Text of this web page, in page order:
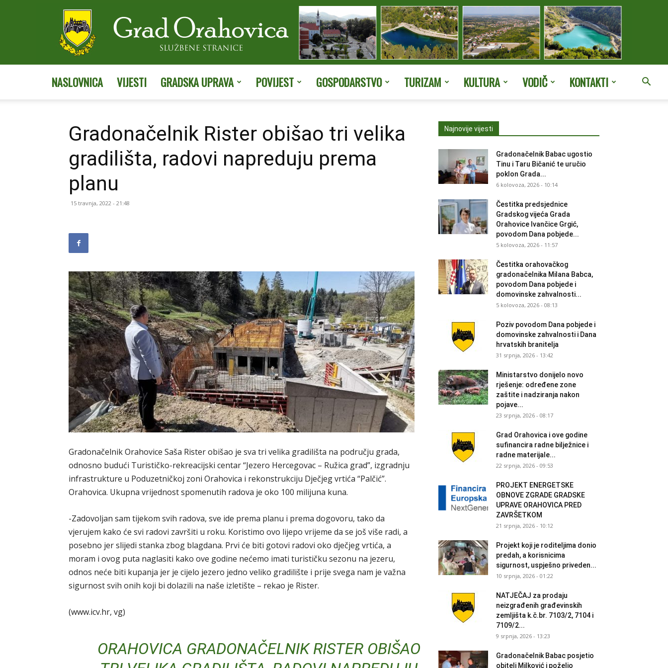
stranice
Orahovice
NASLOVNICA VIJESTI GRADSKA UPRAVA POVIJEST GOSPODARSTVO TURIZAM KULTURA VODIČ KONTAKTI
Gradonačelnik Rister obišao tri velika
gradilišta, radovi napreduju prema
planu
15 travnja, 2022 - 21:48
Gradonačelnik Orahovice Saša Rister obišao je sva tri velika gradilišta na području grada,
odnosno budući Turističko-rekreacijski centar “Jezero Hercegovac – Ružica grad”, izgradnju
infrastrukture u Poduzetničkoj zoni Orahovica i rekonstrukciju Dječjeg vrtića “Palčić”.
Orahovica. Ukupna vrijednost spomenutih radova je oko 100 milijuna kuna.
-Zadovoljan sam tijekom svih radova, sve ide prema planu i prema dogovoru, tako da
vjerujem kako će svi radovi završiti u roku. Koristimo ovo lijepo vrijeme da se još više radi, a
posebno jer slijedi stanka zbog blagdana. Prvi će biti gotovi radovi oko dječjeg vrtića, a
moram i ovog puta naglasiti kako ove godine nećemo imati turističku sezonu na jezeru,
odnos neće biti kupanja jer je cijelo jezero jedno veliko gradilište i prije svega nam je važna
sigurnost svih onih koji bi dolazili na naše izletište – rekao je Rister.
(www.icv.hr, vg)
ORAHOVICA GRADONAČELNIK RISTER OBIŠAO
Najnovije vijesti
Gradonačelnik Babac ugostio
Tinu i Taru Bičanić te uručio
poklon Grada...
6 kolovoza, 2026 - 10:14
Čestitka predsjednice
Gradskog vijeća Grada
Orahovice Ivančice Grgić,
povodom Dana pobjede...
5 kolovoza, 2026 - 11:57
Čestitka orahovačkog
gradonačelnika Milana Babca,
povodom Dana pobjede i
domovinske zahvalnosti...
5 kolovoza, 2026 - 08:13
Poziv povodom Dana pobjede i
domovinske zahvalnosti i Dana
hrvatskih branitelja
31 srpnja, 2026 - 13:42
Ministarstvo donijelo novo
rješenje: određene zone
zaštite i nadziranja nakon
pojave...
23 srpnja, 2026 - 08:17
Grad Orahovica i ove godine
sufinancira radne bilježnice i
radne materijale...
22 srpnja, 2026 - 09:53
PROJEKT ENERGETSKE
OBNOVE ZGRADE GRADSKE
UPRAVE ORAHOVICA PRED
ZAVRŠETKOM
21 srpnja, 2026 - 10:12
Projekt koji je roditeljima donio
predah, a korisnicima
sigurnost, uspješno priveden...
10 srpnja, 2026 - 01:22
NATJEČAJ za prodaju
neizgrađenih građevinskih
zemljišta k.č.br. 7103/2, 7104 i
7109/2...
9 srpnja, 2026 - 13:23
Gradonačelnik Babac posjetio
obitelj Milković i poželio